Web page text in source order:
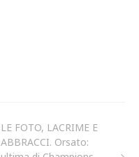
LE FOTO, LACRIME E
ABBRACCI. Orsato: